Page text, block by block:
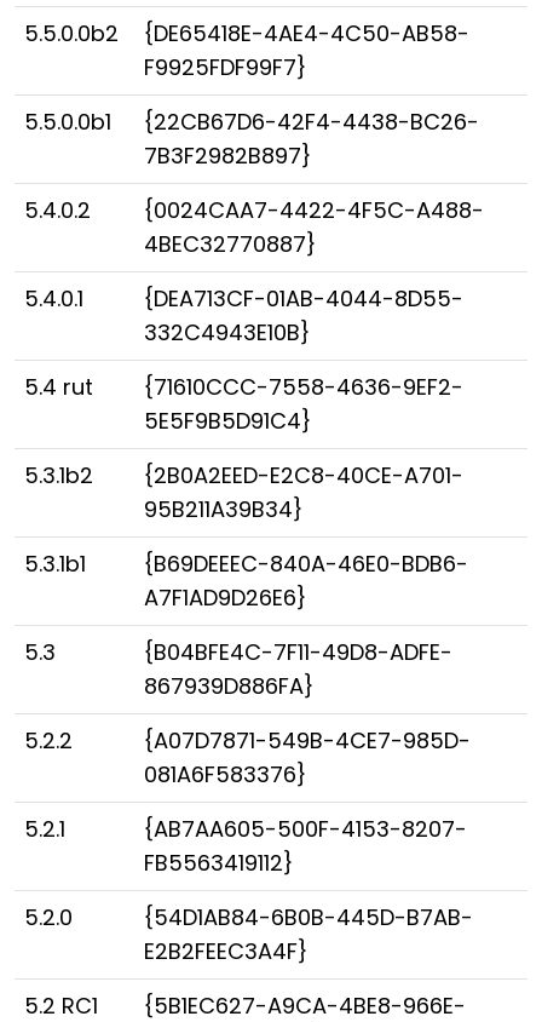
5.5.0.0b2
{DE65418E-4AE4-4C50-AB58-
F9925FDF99F7}
5.5.0.0b1
{22CB67D6-42F4-4438-BC26-
7B3F2982B897}
5.4.0.2
{0024CAA7-4422-4F5C-A488-
4BEC32770887}
5.4.0.1
{DEA713CF-01AB-4044-8D55-
332C4943E10B}
5.4 rut
{71610CCC-7558-4636-9EF2-
5E5F9B5D91C4}
5.3.1b2
{2B0A2EED-E2C8-40CE-A701-
95B211A39B34}
5.3.1b1
{B69DEEEC-840A-46E0-BDB6-
A7F1AD9D26E6}
5.3
{B04BFE4C-7F11-49D8-ADFE-
867939D886FA}
5.2.2
{A07D7871-549B-4CE7-985D-
081A6F583376}
5.2.1
{AB7AA605-500F-4153-8207-
FB5563419112}
5.2.0
{54D1AB84-6B0B-445D-B7AB-
E2B2FEEC3A4F}
5.2 RC1
{5B1EC627-A9CA-4BE8-966E-